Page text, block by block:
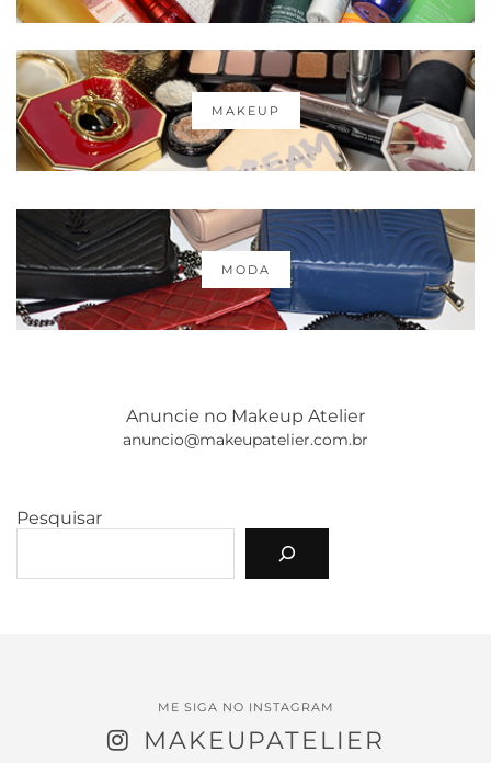
MAKEUP
MODA
Anuncie no Makeup Atelier
anuncio@makeupatelier.com.br
Pesquisar
ME SIGA NO INSTAGRAM
MAKEUPATELIER